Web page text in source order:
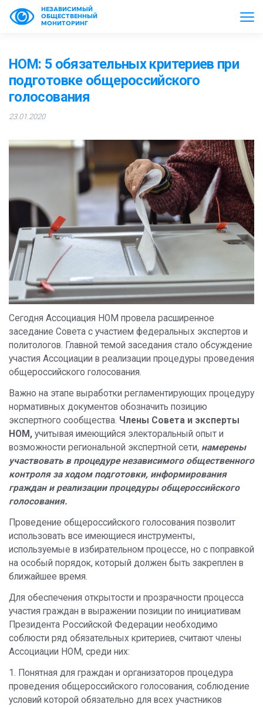
НЕЗАВИСИМЫЙ
ОБЩЕСТВЕННЫЙ
МОНИТОРИНГ
НОМ: 5 обязательных критериев при
подготовке общероссийского
голосования
23.01.2020
Сегодня Ассоциация НОМ провела расширенное
заседание Совета с участием федеральных экспертов и
политологов. Главной темой заседания стало обсуждение
участия Ассоциации в реализации процедуры проведения
общероссийского голосования.
Важно на этапе выработки регламентирующих процедуру
нормативных документов обозначить позицию
экспертного сообщества. Члены Совета и эксперты
НОМ, учитывая имеющийся электоральный опыт и
возможности региональной экспертной сети, намерены
участвовать в процедуре независимого общественного
контроля за ходом подготовки, информирования
граждан и реализации процедуры общероссийского
голосования.
Проведение общероссийского голосования позволит
использовать все имеющиеся инструменты,
используемые в избирательном процессе, но с поправкой
на особый порядок, который должен быть закреплен в
ближайшее время.
Для обеспечения открытости и прозрачности процесса
участия граждан в выражении позиции по инициативам
Президента Российской Федерации необходимо
соблюсти ряд обязательных критериев, считают члены
Ассоциации НОМ, среди них:
1. Понятная для граждан и организаторов процедура
проведения общероссийского голосования, соблюдение
условий которой обязательно для всех участников